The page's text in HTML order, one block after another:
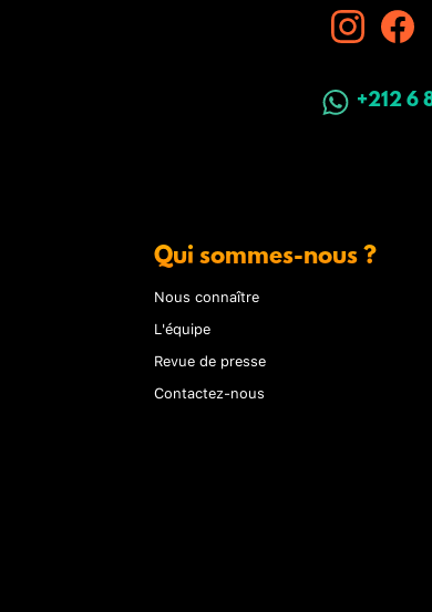
+212 6
Qui sommes-nous ?
Nous connaître
L'équipe
Revue de presse
Contactez-nous